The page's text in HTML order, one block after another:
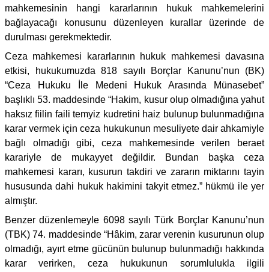
mahkemesinin hangi kararlarının hukuk mahkemelerini
bağlayacağı konusunu düzenleyen kurallar üzerinde de
durulması gerekmektedir.
Ceza mahkemesi kararlarının hukuk mahkemesi davasına
etkisi, hukukumuzda 818 sayılı Borçlar Kanunu’nun (BK)
“Ceza Hukuku İle Medeni Hukuk Arasında Münasebet”
başlıklı 53. maddesinde “Hakim, kusur olup olmadığına yahut
haksız fiilin faili temyiz kudretini haiz bulunup bulunmadığına
karar vermek için ceza hukukunun mesuliyete dair ahkamiyle
bağlı olmadığı gibi, ceza mahkemesinde verilen beraet
karariyle de mukayyet değildir. Bundan başka ceza
mahkemesi kararı, kusurun takdiri ve zararın miktarını tayin
hususunda dahi hukuk hakimini takyit etmez.” hükmü ile yer
almıştır.
Benzer düzenlemeyle 6098 sayılı Türk Borçlar Kanunu’nun
(TBK) 74. maddesinde “Hâkim, zarar verenin kusurunun olup
olmadığı, ayırt etme gücünün bulunup bulunmadığı hakkında
karar verirken, ceza hukukunun sorumlulukla ilgili